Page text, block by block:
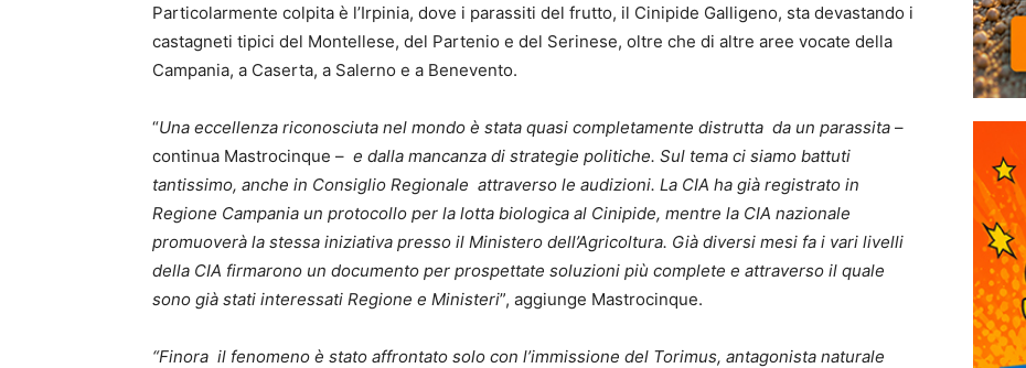
Particolarmente colpita è l’Irpinia, dove i parassiti del frutto, il Cinipide Galligeno, sta devastando i
castagneti tipici del Montellese, del Partenio e del Serinese, oltre che di altre aree vocate della
Campania, a Caserta, a Salerno e a Benevento.
“Una eccellenza riconosciuta nel mondo è stata quasi completamente distrutta da un parassita –
continua Mastrocinque – e dalla mancanza di strategie politiche. Sul tema ci siamo battuti
tantissimo, anche in Consiglio Regionale attraverso le audizioni. La CIA ha già registrato in
Regione Campania un protocollo per la lotta biologica al Cinipide, mentre la CIA nazionale
promuoverà la stessa iniziativa presso il Ministero dell’Agricoltura. Già diversi mesi fa i vari livelli
della CIA firmarono un documento per prospettate soluzioni più complete e attraverso il quale
sono già stati interessati Regione e Ministeri”, aggiunge Mastrocinque.
“Finora il fenomeno è stato affrontato solo con l’immissione del Torimus, antagonista naturale